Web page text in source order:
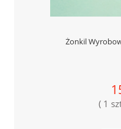
Żonkil
( 1